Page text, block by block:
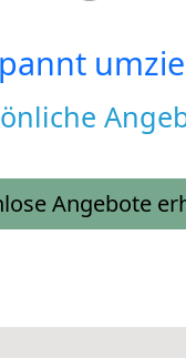
Angebote